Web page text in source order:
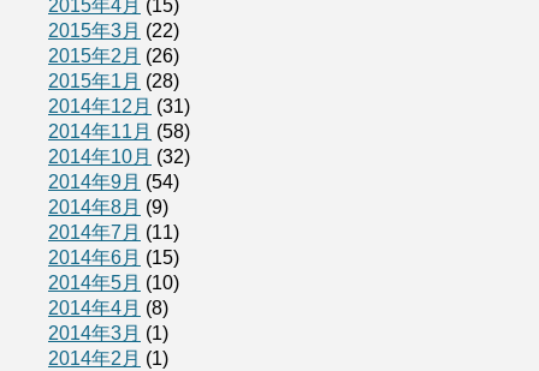
2015年4月 (15)
2015年3月 (22)
2015年2月 (26)
2015年1月 (28)
2014年12月 (31)
2014年11月 (58)
2014年10月 (32)
2014年9月 (54)
2014年8月 (9)
2014年7月 (11)
2014年6月 (15)
2014年5月 (10)
2014年4月 (8)
2014年3月 (1)
2014年2月 (1)